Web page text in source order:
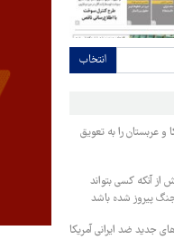
انتخاب
عربستان را به تعویق
از آنکه کسی بتواند
جنگ پیروز شده باشد
جدید ضد ایرانی آمریکا